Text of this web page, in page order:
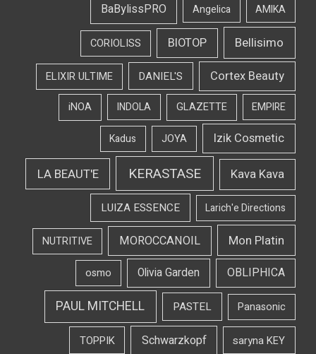
AMIKA
Angelica
BaBylissPRO
Bellisimo
BIOTOP
CORIOLISS
Cortex Beauty
DANIEL'S
ELIXIR ULTIME
EMPIRE
GLAZETTE
INDOLA
iNOA
Izik Cosmetic
JOYA
Kadus
Kava Kava
KERASTASE
LA BEAUT'E
Larich'e Directions
LUIZA ESSENCE
Mon Platin
MOROCCANOIL
NUTRITIVE
OBLIPHICA
Olivia Garden
osmo
Panasonic
PASTEL
PAUL MITCHELL
saryna KEY
Schwarzkopf
TOPPIK